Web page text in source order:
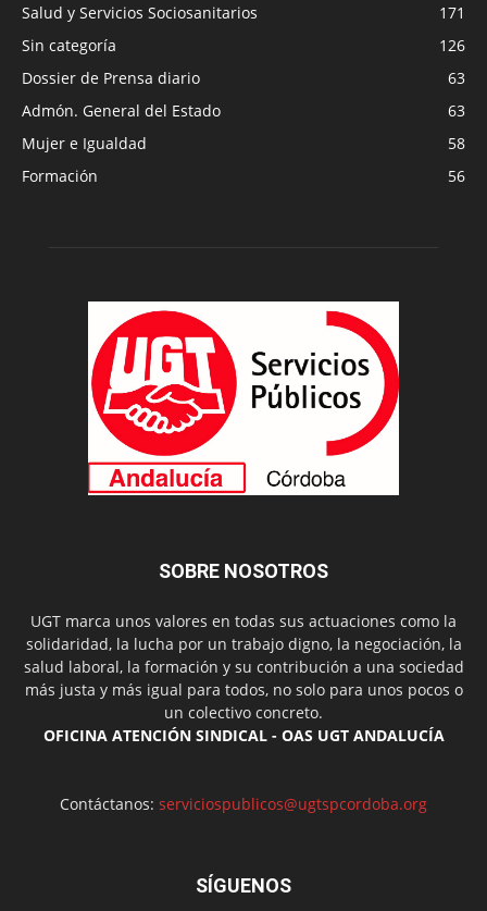
Salud y Servicios Sociosanitarios
171
Sin categoría
126
Dossier de Prensa diario
63
Admón. General del Estado
63
Mujer e Igualdad
58
Formación
56
SOBRE NOSOTROS
UGT marca unos valores en todas sus actuaciones como la
solidaridad, la lucha por un trabajo digno, la negociación, la
salud laboral, la formación y su contribución a una sociedad
más justa y más igual para todos, no solo para unos pocos o
un colectivo concreto.
OFICINA ATENCIÓN SINDICAL - OAS UGT ANDALUCÍA
Contáctanos: serviciospublicos@ugtspcordoba.org
SÍGUENOS